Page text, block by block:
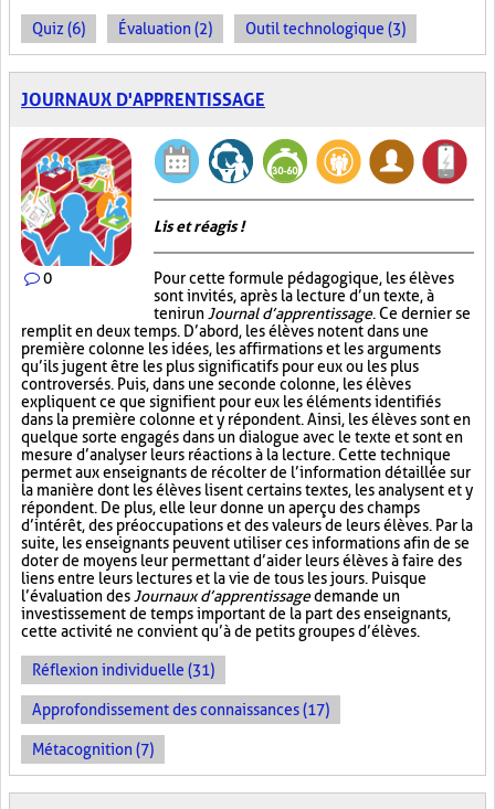
Quiz (6) Évaluation (2) Outil technologique (3)
JOURNAUX D'APPRENTISSAGE
0
Lis et réagis !
Pour cette formule pédagogique, les élèves
sont invités, après la lecture d’un texte, à
tenir un Journal d’apprentissage. Ce dernier se
remplit en deux temps. D’abord, les élèves notent dans une
première colonne les idées, les affirmations et les arguments
qu’ils jugent être les plus significatifs pour eux ou les plus
controversés. Puis, dans une seconde colonne, les élèves
expliquent ce que signifient pour eux les éléments identifiés
dans la première colonne et y répondent. Ainsi, les élèves sont en
quelque sorte engagés dans un dialogue avec le texte et sont en
mesure d’analyser leurs réactions à la lecture. Cette technique
permet aux enseignants de récolter de l’information détaillée sur
la manière dont les élèves lisent certains textes, les analysent et y
répondent. De plus, elle leur donne un aperçu des champs
d’intérêt, des préoccupations et des valeurs de leurs élèves. Par la
suite, les enseignants peuvent utiliser ces informations afin de se
doter de moyens leur permettant d’aider leurs élèves à faire des
liens entre leurs lectures et la vie de tous les jours. Puisque
l’évaluation des Journaux d’apprentissagedemande un
investissement de temps important de la part des enseignants,
cette activité ne convient qu’à de petits groupes d’élèves.
Réflexion individuelle (31)
Approfondissement des connaissances (17)
Métacognition (7)